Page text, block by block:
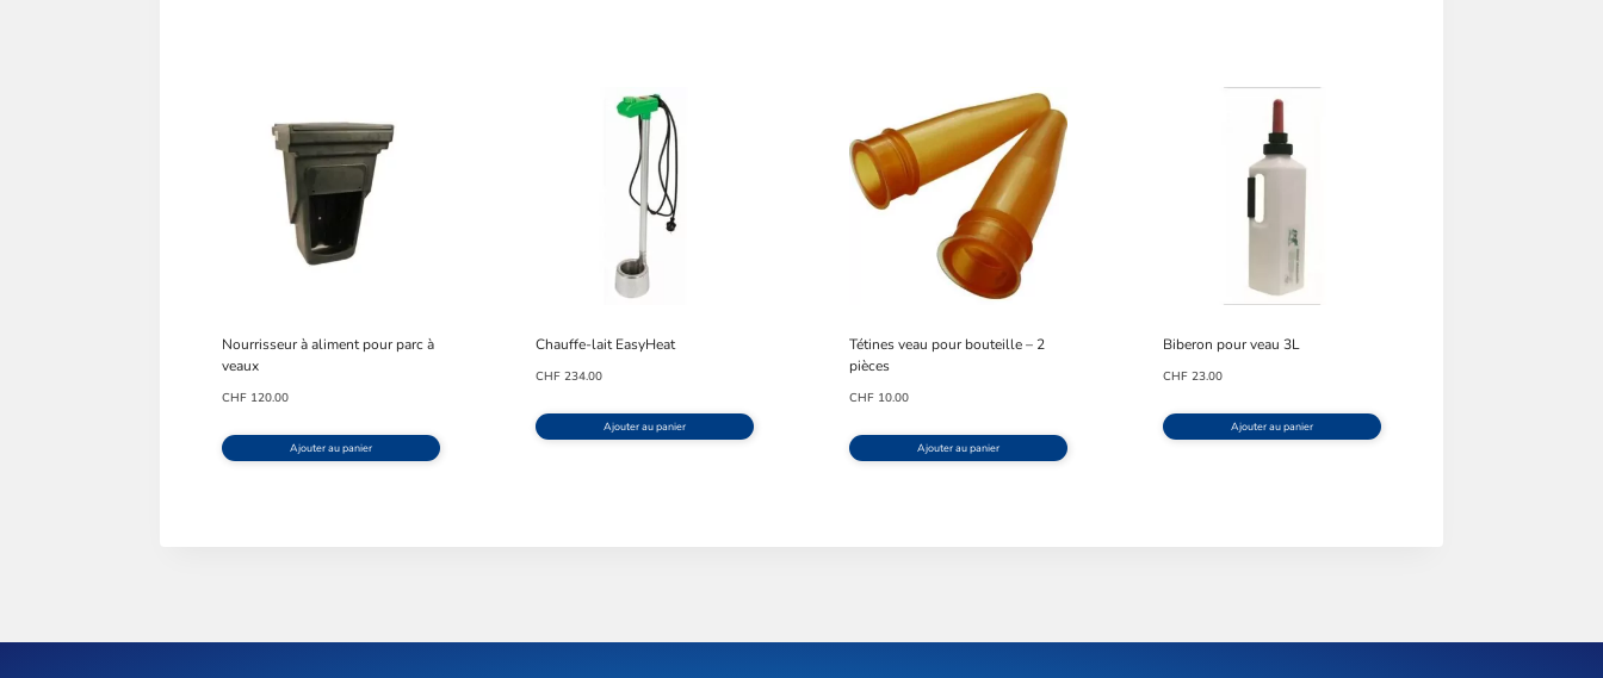
Nourrisseur à aliment pour parc à
veaux
CHF 120.00
Ajouter au panier
Chauffe-lait EasyHeat
CHF 234.00
Ajouter au panier
Tétines veau pour bouteille – 2
pièces
CHF 10.00
Ajouter au panier
Biberon pour veau 3L
CHF 23.00
Ajouter au panier